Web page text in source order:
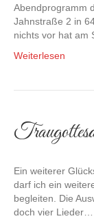
Abendprogramm
Jahnstraße 2 in
nichts vor hat am
Weiterlesen
Ein weiterer
darf ich ein
begleiten. Die
doch vier Lieder…